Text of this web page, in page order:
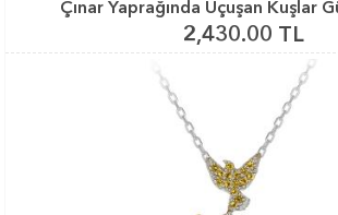
Çınar Yaprağında Uçuşan Kuşlar
2,430.00 TL